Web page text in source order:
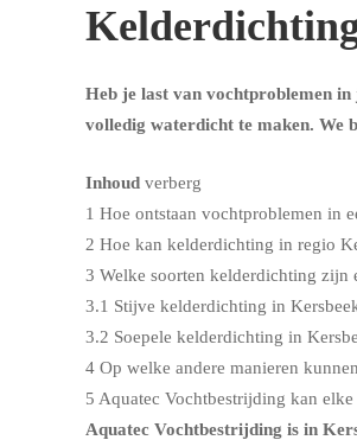
Heb je last van vochtproblemen
volledig waterdicht te maken. We
Inhoud verberg
1 Hoe ontstaan vochtproblemen in
2 Hoe kan kelderdichting in regio
3 Welke soorten kelderdichting zijn
3.1 Stijve kelderdichting in
3.2 Soepele kelderdichting in
4 Op welke andere manieren
5 Aquatec Vochtbestrijding kan
Aquatec Vochtbestrijding is in